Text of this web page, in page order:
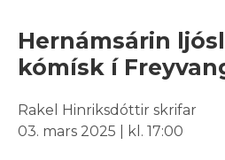
Hernámsárin
kómísk í
Rakel Hinriksdóttir skrifar
03. mars 2025 | kl. 17:00